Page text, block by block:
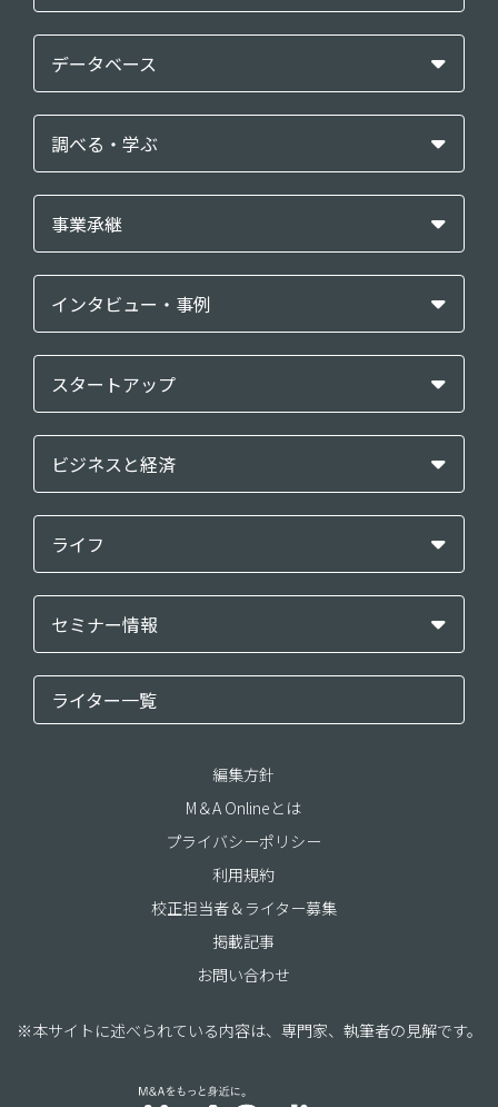
データベース
調べる・学ぶ
事業承継
インタビュー・事例
スタートアップ
ビジネスと経済
ライフ
セミナー情報
ライター一覧
編集方針
M＆A Onlineとは
プライバシーポリシー
利用規約
校正担当者＆ライター募集
掲載記事
お問い合わせ
※本サイトに述べられている内容は、専門家、執筆者の見解です。